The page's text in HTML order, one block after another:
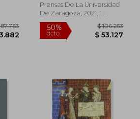
$ 105.649 50% $
Prensas De La Universidad
De Zaragoza, 2021, 1
Edición, Tapa Blanda,
Nuevo